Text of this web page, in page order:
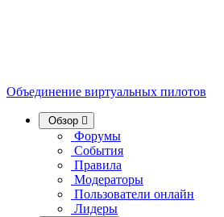
Объединение виртуальных пилотов
Обзор
Форумы
События
Правила
Модераторы
Пользователи онлайн
Лидеры